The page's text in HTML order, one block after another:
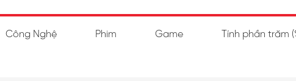
Công Nghệ Phim Game Tính phần trăm